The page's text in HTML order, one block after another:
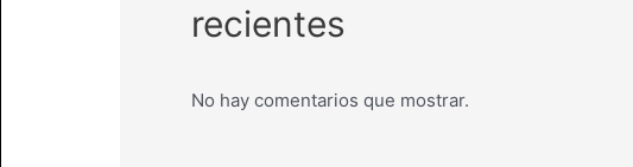
recientes
No hay comentarios que mostrar.